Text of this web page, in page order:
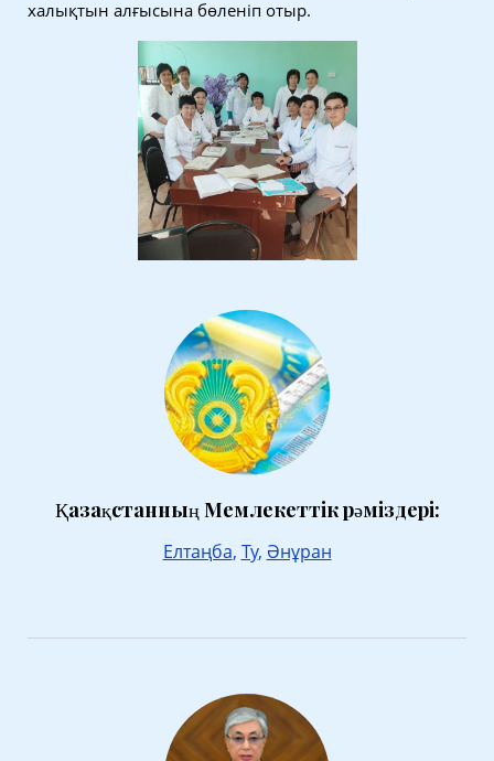
халықтын алғысына бөленіп отыр.
Қазақстанның Мемлекеттік рәміздері:
Елтаңба, Ту, Әнұран